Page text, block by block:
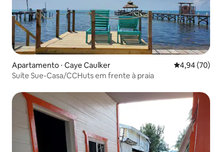
Apartamento ⋅ Caye Caulker 4,94 de uma
4,94 (70)
Suíte Sue-Casa/CCHuts em frente à praia